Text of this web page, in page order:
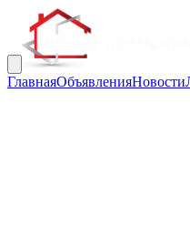
ГлавнаяОбъявленияНовости